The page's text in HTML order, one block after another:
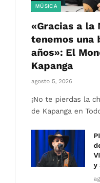
MÚSICA
«Gracias a la
tenemos una
años»: El
Kapanga
agosto 5, 2026
¡No te pierdas la
de Kapanga en
y